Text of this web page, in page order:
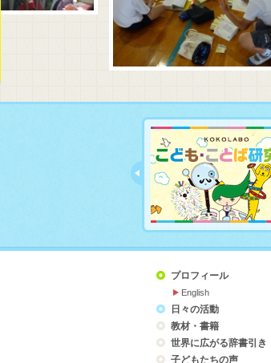
プロフィール
English
日々の活動
教材・書籍
世界に広がる辞書引き
子どもたちの声